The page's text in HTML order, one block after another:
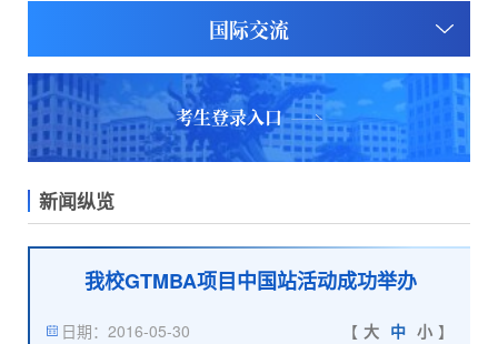
国际交流
考生登录入口
新闻纵览
我校GTMBA项目中国站活动成功举办
日期：2016-05-30 【 大 中 小 】